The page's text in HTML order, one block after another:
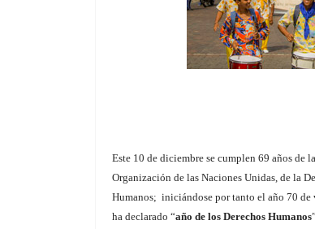
Este 10 de diciembre se cumplen 69 años de
Organización de las Naciones Unidas, de la
Humanos; iniciándose por tanto el año 70
ha declarado “año de los Derechos Humanos